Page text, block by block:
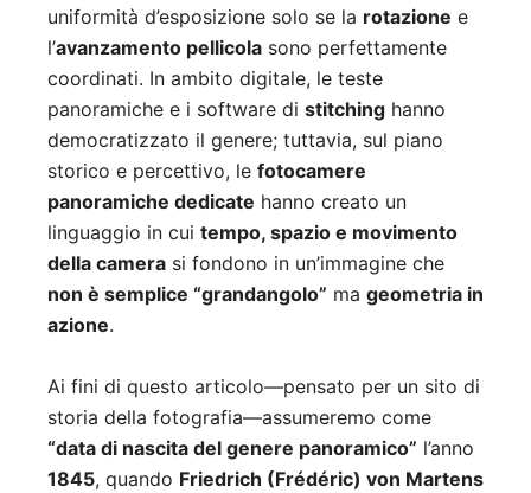
uniformità d’esposizione solo se la rotazione e
l’avanzamento pellicola sono perfettamente
coordinati. In ambito digitale, le teste
panoramiche e i software di stitching hanno
democratizzato il genere; tuttavia, sul piano
storico e percettivo, le fotocamere
panoramiche dedicate hanno creato un
linguaggio in cui tempo, spazio e movimento
della camera si fondono in un’immagine che
non è semplice “grandangolo” ma geometria in
azione.
Ai fini di questo articolo—pensato per un sito di
storia della fotografia—assumeremo come
“data di nascita del genere panoramico” l’anno
1845, quando Friedrich (Frédéric) von Martens